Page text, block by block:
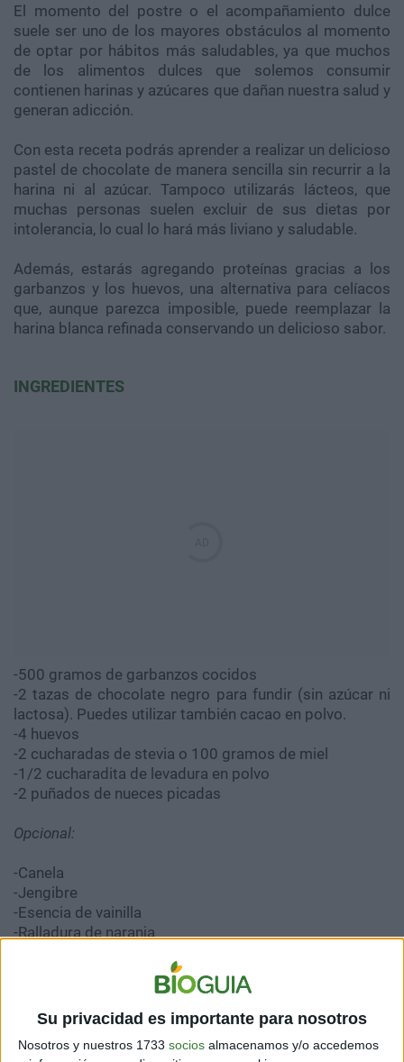
Su privacidad es importante para nosotros
Nosotros y nuestros 1733 socios almacenamos y/o accedemos
El momento del postre o el acompañamiento dulce
suele ser uno de los mayores obstáculos al momento
de optar por hábitos más saludables, ya que muchos
de los alimentos dulces que solemos consumir
contienen harinas y azúcares que dañan nuestra salud y
generan adicción.
Con esta receta podrás aprender a realizar un delicioso
pastel de chocolate de manera sencilla sin recurrir a la
harina ni al azúcar. Tampoco utilizarás lácteos, que
muchas personas suelen excluir de sus dietas por
intolerancia, lo cual lo hará más liviano y saludable.
Además, estarás agregando proteínas gracias a los
garbanzos y los huevos, una alternativa para celíacos
que, aunque parezca imposible, puede reemplazar la
harina blanca refinada conservando un delicioso sabor.
INGREDIENTES
-500 gramos de garbanzos cocidos
-2 tazas de chocolate negro para fundir (sin azúcar ni
lactosa). Puedes utilizar también cacao en polvo.
-4 huevos
-2 cucharadas de stevia o 100 gramos de miel
-1/2 cucharadita de levadura en polvo
-2 puñados de nueces picadas
Opcional:
-Canela
-Jengibre
-Esencia de vainilla
-Ralladura de naranja
1. Antes de comenzar, precalienta el horno a 180º C.